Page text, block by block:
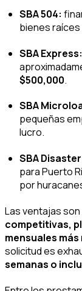
SBA 504:
bienes
SBA Express:
$500,000.
SBA
pequeñas
lucro.
SBA
para Puerto
por
Las ventajas
competitivas,
mensuales
solicitud es
semanas o